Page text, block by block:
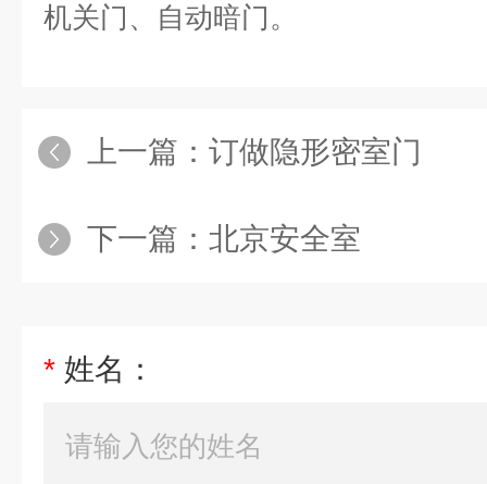
机关门、自动暗门。
上一篇： 订做隐形密室门
下一篇： 北京安全室
* 姓名：